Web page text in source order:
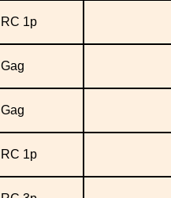
RC 1p
Gag
Gag
RC 1p